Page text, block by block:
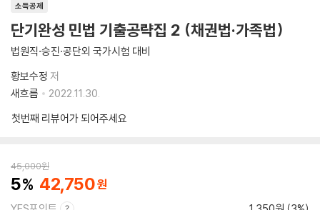
소득공제
단기완성 민법 기출공략집 2 (채권법·가족법)
법원직·승진·공단외 국가시험 대비
황보수정 저
새흐름
2022.11.30.
첫번째 리뷰어가 되어주세요
45,000원
5 42,750